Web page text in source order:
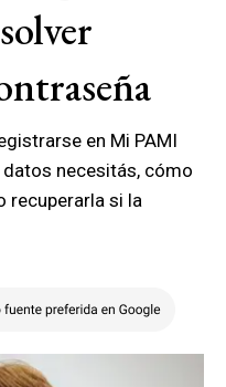
en Mi PAMI
datos necesitás, cómo
recuperarla si la